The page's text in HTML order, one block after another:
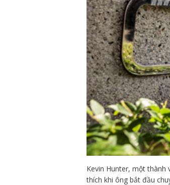
Kevin Hunter, một thành
thích khi ông bắt đầu